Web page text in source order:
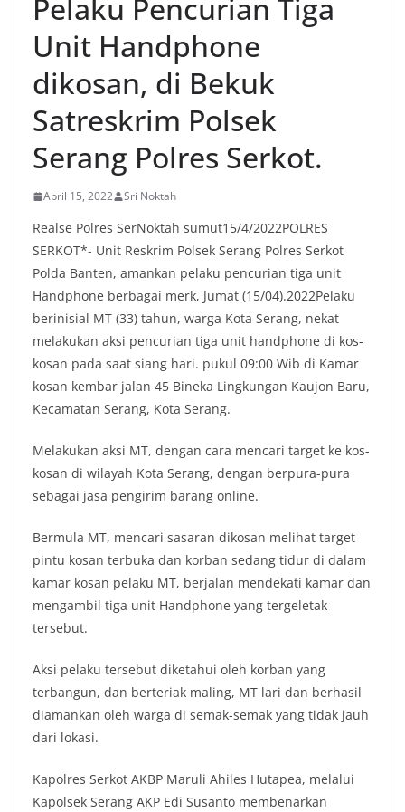
Pelaku Pencurian Tiga
Unit Handphone
dikosan, di Bekuk
Satreskrim Polsek
Serang Polres Serkot.
April 15, 2022 Sri Noktah
Realse Polres SerNoktah sumut15/4/2022POLRES
SERKOT*- Unit Reskrim Polsek Serang Polres Serkot
Polda Banten, amankan pelaku pencurian tiga unit
Handphone berbagai merk, Jumat (15/04).2022Pelaku
berinisial MT (33) tahun, warga Kota Serang, nekat
melakukan aksi pencurian tiga unit handphone di kos-
kosan pada saat siang hari. pukul 09:00 Wib di Kamar
kosan kembar jalan 45 Bineka Lingkungan Kaujon Baru,
Kecamatan Serang, Kota Serang.
Melakukan aksi MT, dengan cara mencari target ke kos-
kosan di wilayah Kota Serang, dengan berpura-pura
sebagai jasa pengirim barang online.
Bermula MT, mencari sasaran dikosan melihat target
pintu kosan terbuka dan korban sedang tidur di dalam
kamar kosan pelaku MT, berjalan mendekati kamar dan
mengambil tiga unit Handphone yang tergeletak
tersebut.
Aksi pelaku tersebut diketahui oleh korban yang
terbangun, dan berteriak maling, MT lari dan berhasil
diamankan oleh warga di semak-semak yang tidak jauh
dari lokasi.
Kapolres Serkot AKBP Maruli Ahiles Hutapea, melalui
Kapolsek Serang AKP Edi Susanto membenarkan